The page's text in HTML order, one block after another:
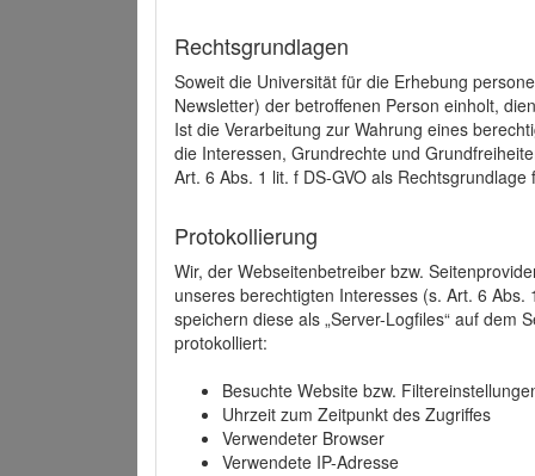
Rechtsgrundlagen
Soweit die Universität für die Erhebung
Newsletter) der betroffenen Person einholt,
Ist die Verarbeitung zur Wahrung eines
die Interessen, Grundrechte und
Art. 6 Abs. 1 lit. f DS-GVO als
Protokollierung
Wir, der Webseitenbetreiber bzw.
unseres berechtigten Interesses (s. Art. 6
speichern diese als „Server-Logfiles“ auf dem
protokolliert:
Besuchte Website bzw.
Uhrzeit zum Zeitpunkt des Zugriffes
Verwendeter Browser
Verwendete IP-Adresse